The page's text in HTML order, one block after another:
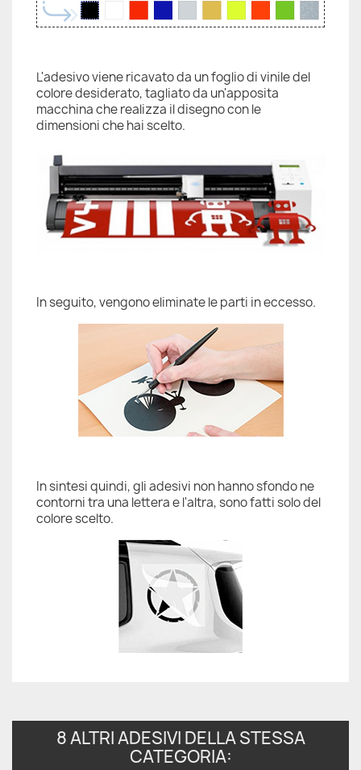
L'adesivo viene ricavato da un foglio di vinile del
colore desiderato, tagliato da un'apposita
macchina che realizza il disegno con le
dimensioni che hai scelto.
In seguito, vengono eliminate le parti in eccesso.
In sintesi quindi, gli adesivi non hanno sfondo ne
contorni tra una lettera e l'altra, sono fatti solo del
colore scelto.
8 ALTRI ADESIVI DELLA STESSA
CATEGORIA: